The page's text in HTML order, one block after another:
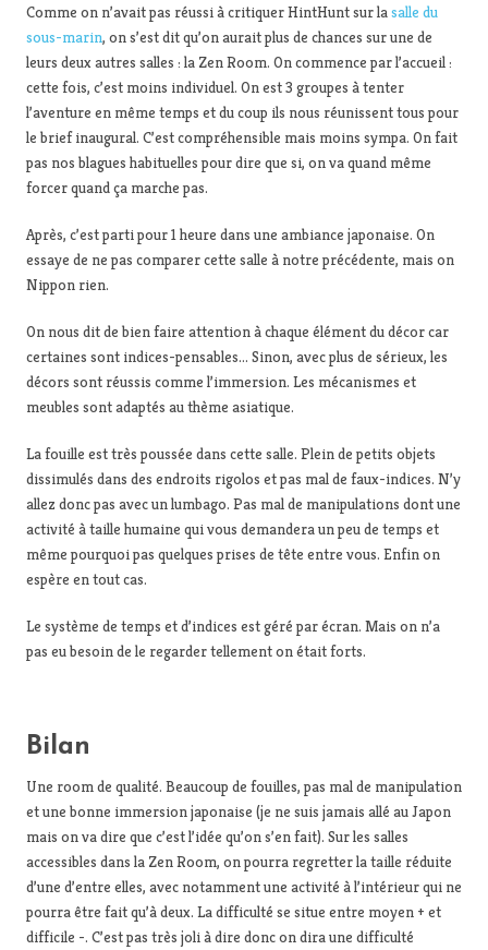
Comme on n’avait pas réussi à critiquer HintHunt sur lasalle du
sous-marin, on s’est dit qu’on aurait plus de chances sur une de
leurs deux autres salles : la Zen Room. On commence par l’accueil :
cette fois, c’est moins individuel. On est 3 groupes à tenter
l’aventure en même temps et du coup ils nous réunissent tous pour
le brief inaugural. C’est compréhensible mais moins sympa. On fait
pas nos blagues habituelles pour dire que si, on va quand même
forcer quand ça marche pas.
Après, c’est parti pour 1 heure dans une ambiance japonaise. On
essaye de ne pas comparer cette salle à notre précédente, mais on
Nippon rien.
On nous dit de bien faire attention à chaque élément du décor car
certaines sont indices-pensables… Sinon, avec plus de sérieux, les
décors sont réussis comme l’immersion. Les mécanismes et
meubles sont adaptés au thème asiatique.
La fouille est très poussée dans cette salle. Plein de petits objets
dissimulés dans des endroits rigolos et pas mal de faux-indices. N’y
allez donc pas avec un lumbago. Pas mal de manipulations dont une
activité à taille humaine qui vous demandera un peu de temps et
même pourquoi pas quelques prises de tête entre vous. Enfin on
espère en tout cas.
Le système de temps et d’indices est géré par écran. Mais on n’a
pas eu besoin de le regarder tellement on était forts.
Bilan
Une room de qualité. Beaucoup de fouilles, pas mal de manipulation
et une bonne immersion japonaise (je ne suis jamais allé au Japon
mais on va dire que c’est l’idée qu’on s’en fait). Sur les salles
accessibles dans la Zen Room, on pourra regretter la taille réduite
d’une d’entre elles, avec notamment une activité à l’intérieur qui ne
pourra être fait qu’à deux. La difficulté se situe entre moyen + et
difficile -. C’est pas très joli à dire donc on dira une difficulté